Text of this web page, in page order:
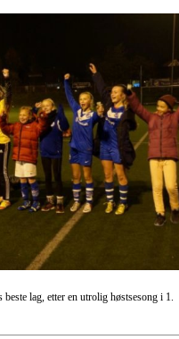
lag, etter en utrolig høstsesong i 1.